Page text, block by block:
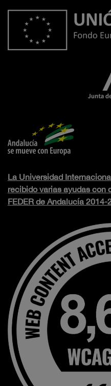
La Universidad
recibido varias ayudas con
FEDER de Andalucía 2014-